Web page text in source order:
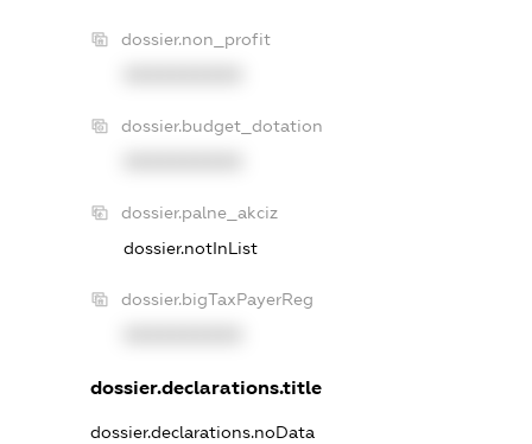
dossier.non_profit
dossier.budget_dotation
dossier.palne_akciz
dossier.notInList
dossier.bigTaxPayerReg
dossier.declarations.title
dossier.declarations.noData